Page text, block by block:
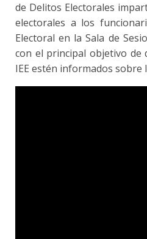
de Delitos Electorales
electorales a los
Electoral en la Sala de
con el principal objetivo de
IEE estén informados sobre